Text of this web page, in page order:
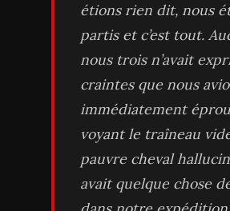
étions rien dit, nous
partis et c’est tout.
nous trois n’avait
craintes que nous
immédiatement
voyant le traîneau
pauvre cheval
avait quelque chose